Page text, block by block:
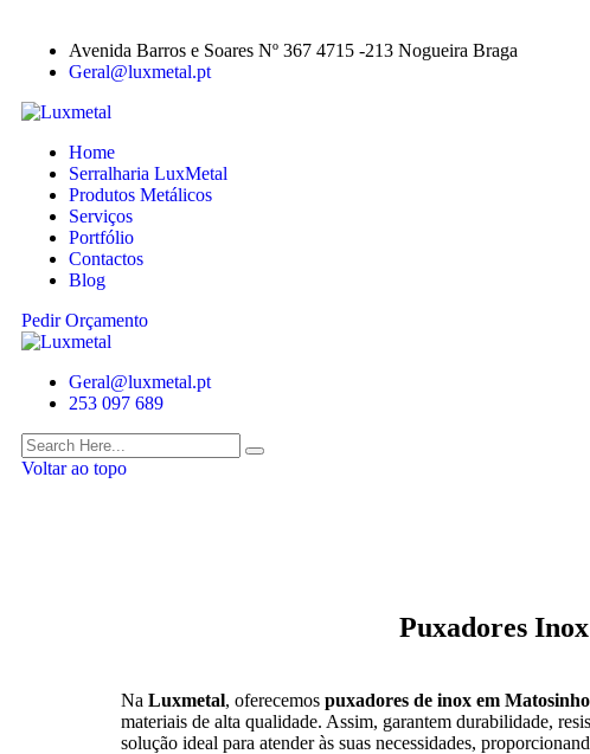
Avenida Barros e Soares Nº 367 4715 -213 Nogueira Braga
Geral@luxmetal.pt
Home
Serralharia LuxMetal
Produtos Metálicos
Serviços
Portfólio
Contactos
Blog
Pedir Orçamento
Geral@luxmetal.pt
253 097 689
Voltar ao topo
Puxadores
Na Luxmetal, oferecemos puxadores de inox em
materiais de alta qualidade. Assim, garantem durabilidade,
solução ideal para atender às suas necessidades,